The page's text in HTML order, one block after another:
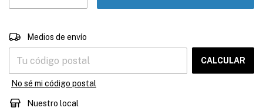
Entregas para el CP:
Medios de envío
CALCULAR
No sé mi código postal
Nuestro local